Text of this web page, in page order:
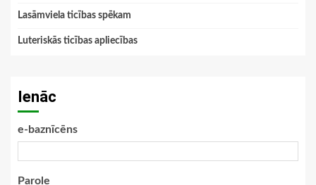
Lasāmviela ticības spēkam
Luteriskās ticības apliecības
Ienāc
e-baznīcēns
Parole